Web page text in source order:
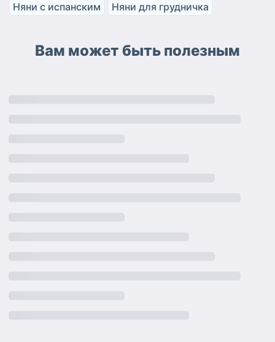
Няни с испанским
Няни для грудничка
Вам может быть полезным